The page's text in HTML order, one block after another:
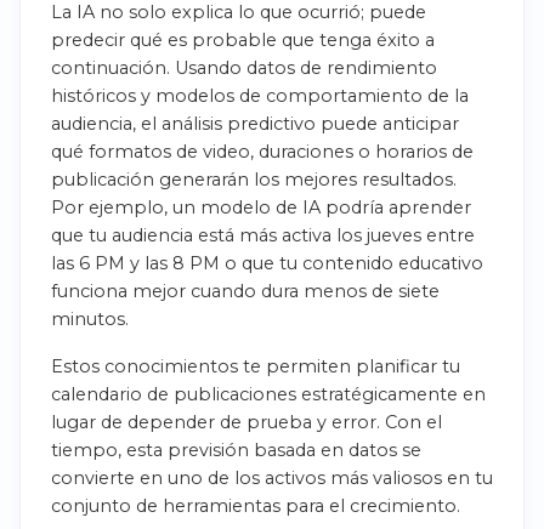
La IA no solo explica lo que ocurrió; puede
predecir qué es probable que tenga éxito a
continuación. Usando datos de rendimiento
históricos y modelos de comportamiento de la
audiencia, el análisis predictivo puede anticipar
qué formatos de video, duraciones o horarios de
publicación generarán los mejores resultados.
Por ejemplo, un modelo de IA podría aprender
que tu audiencia está más activa los jueves entre
las 6 PM y las 8 PM o que tu contenido educativo
funciona mejor cuando dura menos de siete
minutos.
Estos conocimientos te permiten planificar tu
calendario de publicaciones estratégicamente en
lugar de depender de prueba y error. Con el
tiempo, esta previsión basada en datos se
convierte en uno de los activos más valiosos en tu
conjunto de herramientas para el crecimiento.